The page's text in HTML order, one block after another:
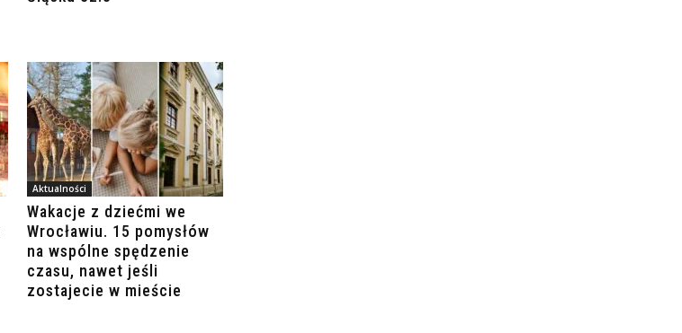
Aktualności
Wakacje z dziećmi we
Wrocławiu. 15 pomysłów
na wspólne spędzenie
czasu, nawet jeśli
zostajecie w mieście